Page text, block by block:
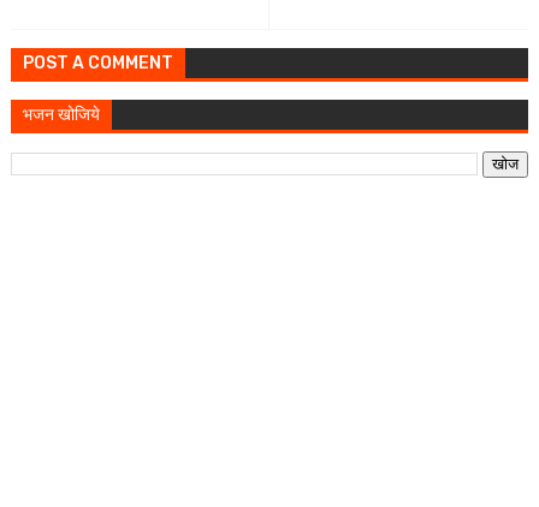
POST A COMMENT
भजन खोजिये